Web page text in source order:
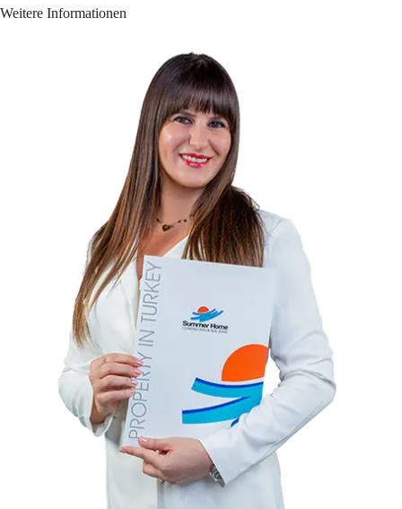
Weitere Informationen